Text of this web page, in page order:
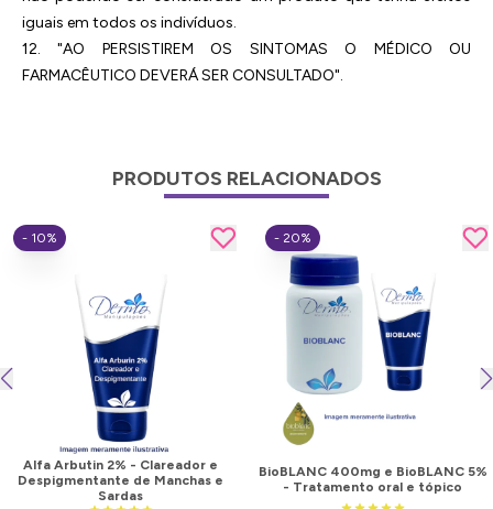
iguais em todos os indivíduos.
12. "AO PERSISTIREM OS SINTOMAS O MÉDICO OU
FARMACÊUTICO DEVERÁ SER CONSULTADO".
PRODUTOS RELACIONADOS
Alfa Arbutin 2% - Clareador e
Despigmentante de Manchas e
Sardas
- 10%
BioBLANC 400mg e BioBLANC 5%
- Tratamento oral e tópico
- 20%